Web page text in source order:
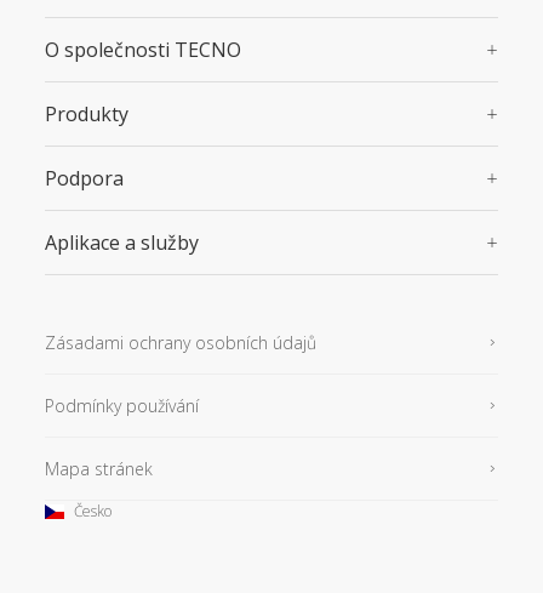
O společnosti TECNO
Produkty
Podpora
Aplikace a služby
Zásadami ochrany osobních údajů
Podmínky používání
Mapa stránek
Česko